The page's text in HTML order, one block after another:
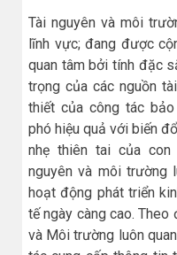
Tài nguyên và môi
lĩnh vực; đang được
quan tâm bởi tính đặc
trọng của các nguồn
thiết của công tác
phó hiệu quả với biến
nhẹ thiên tai của
nguyên và môi trường
hoạt động phát triển
tế ngày càng cao. Theo
và Môi trường luôn